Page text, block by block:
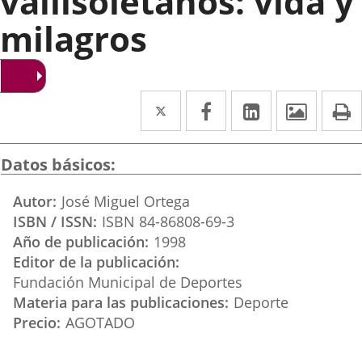
milagros
Twitter
Enlace
a
externa.
Facebook
Enlace
a
externa.
LinkedIn
Enlace
a
Datos básicos
Autor José Miguel Ortega
ISBN / ISSN ISBN 84-86808-69-3
Año de publicación 1998
Editor de la publicación
Fundación Municipal de Deportes
Materia para las publicaciones Deporte
Precio AGOTADO